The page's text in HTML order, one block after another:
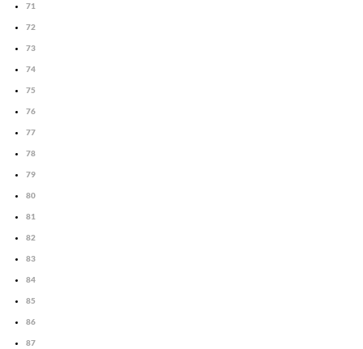
71
72
73
74
75
76
77
78
79
80
81
82
83
84
85
86
87